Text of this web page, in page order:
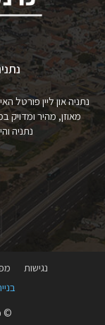
נתניה און ליין פורטל
מאוזן, מהיר ומדויק
נתניה
נגישות
©